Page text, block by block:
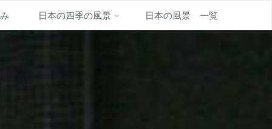
日本の四季の風景 日本の風景 一覧